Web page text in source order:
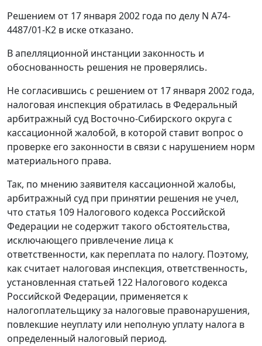
Решением от 17 января 2002 года по делу N А74-
4487/01-К2 в иске отказано.
В апелляционной инстанции законность и
обоснованность решения не проверялись.
Не согласившись с решением от 17 января 2002 года,
налоговая инспекция обратилась в Федеральный
арбитражный суд Восточно-Сибирского округа с
кассационной жалобой, в которой ставит вопрос о
проверке его законности в связи с нарушением норм
материального права.
Так, по мнению заявителя кассационной жалобы,
арбитражный суд при принятии решения не учел,
что статья 109 Налогового кодекса Российской
Федерации не содержит такого обстоятельства,
исключающего привлечение лица к
ответственности, как переплата по налогу. Поэтому,
как считает налоговая инспекция, ответственность,
установленная статьей 122 Налогового кодекса
Российской Федерации, применяется к
налогоплательщику за налоговые правонарушения,
повлекшие неуплату или неполную уплату налога в
определенный налоговый период.